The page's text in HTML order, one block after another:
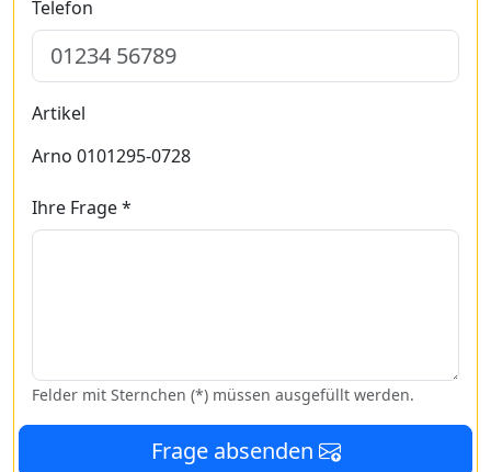
Telefon
Artikel
Arno 0101295-0728
Ihre Frage *
Felder mit Sternchen (*) müssen ausgefüllt werden.
Frage absenden